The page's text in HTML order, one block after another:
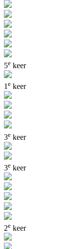
5e keer
1e keer
3e keer
3e keer
2e keer